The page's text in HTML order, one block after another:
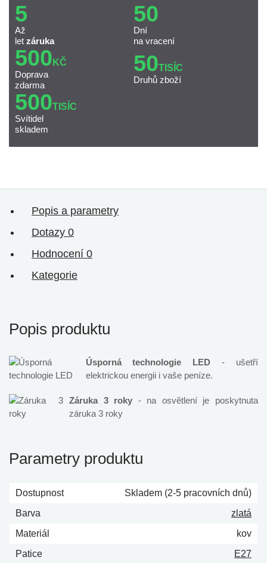
5
Až
let záruka
50
Dní
na vracení
500 KČ
Doprava
zdarma
50TISÍC
Druhů zboží
500TISÍC
Svítidel
skladem
Popis a parametry
Dotazy 0
Hodnocení 0
Kategorie
Popis produktu
Úsporná technologie LED - ušetří
elektrickou energii i vaše peníze.
Záruka 3 roky - na osvětlení je poskytnuta
záruka 3 roky
Parametry produktu
Dostupnost
Skladem (2-5 pracovních dnů)
Barva
zlatá
Materiál
kov
Patice
E27